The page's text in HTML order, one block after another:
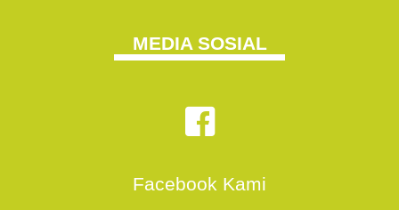
MEDIA SOSIAL
Facebook Kami